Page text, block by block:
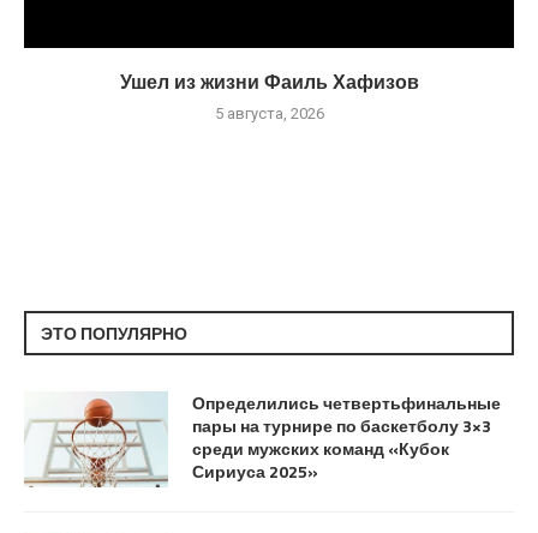
Ушел из жизни Фаиль Хафизов
5 августа, 2026
ЭТО ПОПУЛЯРНО
Определились четвертьфинальные
пары на турнире по баскетболу 3×3
среди мужских команд «Кубок
Сириуса 2025»